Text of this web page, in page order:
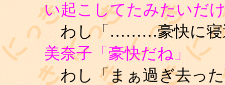
い起こしてたみたいだ
わし「………豪快に寝
美奈子「豪快だね」
わし「まぁ過ぎ去った